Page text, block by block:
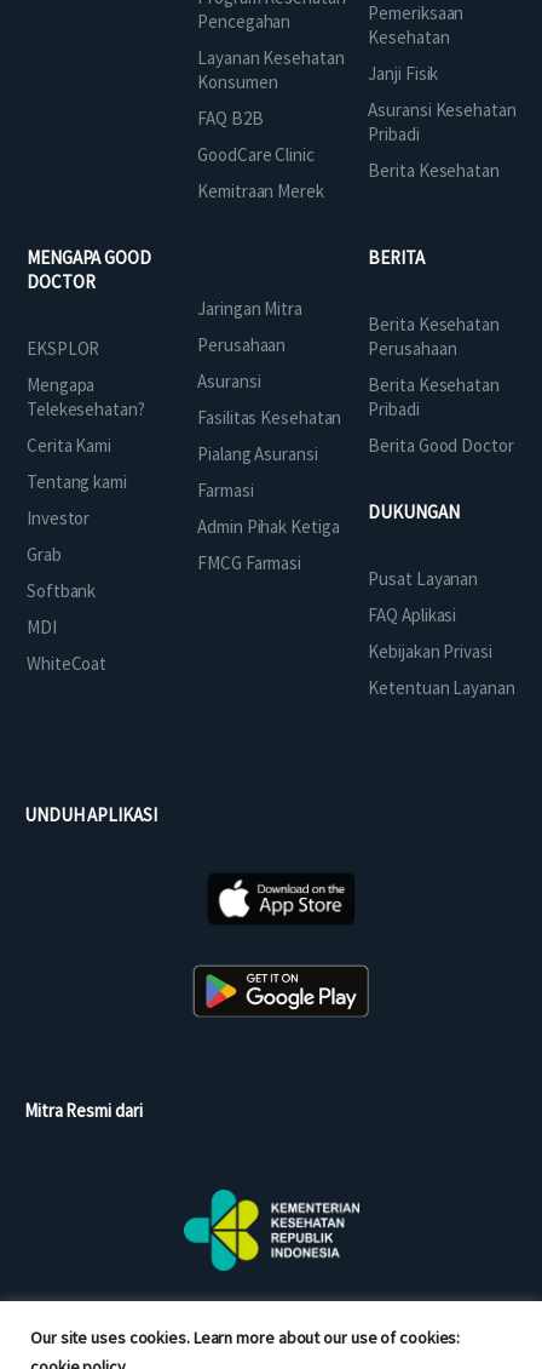
Our site uses cookies. Learn more about our use of cookies:
Pencegahan
Layanan Kesehatan
Konsumen
FAQ B2B
GoodCare Clinic
Kemitraan Merek
Pemeriksaan
Kesehatan
Janji Fisik
Asuransi Kesehatan
Pribadi
Berita Kesehatan
MENGAPA GOOD
DOCTOR
EKSPLOR
Mengapa
Telekesehatan?
Cerita Kami
Tentang kami
Investor
Grab
Softbank
MDI
WhiteCoat
Jaringan Mitra
Perusahaan
Asuransi
Fasilitas Kesehatan
Pialang Asuransi
Farmasi
Admin Pihak Ketiga
FMCG Farmasi
BERITA
Berita Kesehatan
Perusahaan
Berita Kesehatan
Pribadi
Berita Good Doctor
DUKUNGAN
Pusat Layanan
FAQ Aplikasi
Kebijakan Privasi
Ketentuan Layanan
UNDUH APLIKASI
Mitra Resmi dari